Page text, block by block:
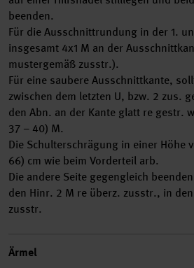
beenden.
Für die Ausschnittrundung in der 1.
insgesamt 4x1 M an der
mustergemäß zusstr.).
Für eine saubere Ausschnittkante,
zwischen dem letzten U, bzw. 2 zus.
den Abn. an der Kante glatt re gestr.
37 – 40) M.
Die Schulterschrägung in einer Höhe
66) cm wie beim Vorderteil arb.
Die andere Seite gegengleich
den Hinr. 2 M re überz. zusstr., in
zusstr.
Ärmel